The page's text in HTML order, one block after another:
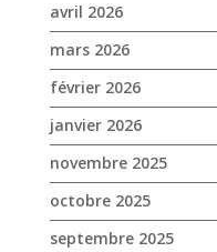
avril 2026
mars 2026
février 2026
janvier 2026
novembre 2025
octobre 2025
septembre 2025